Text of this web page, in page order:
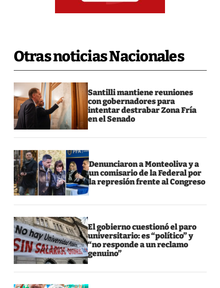
Otras noticias Nacionales
Santilli mantiene reuniones
con gobernadores para
intentar destrabar Zona Fría
en el Senado
Denunciaron a Monteoliva y a
un comisario de la Federal por
la represión frente al Congreso
El gobierno cuestionó el paro
universitario: es “político” y
“no responde a un reclamo
genuino”